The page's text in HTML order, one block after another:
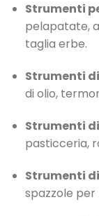
Strumenti
pelapatate,
taglia erbe.
Strumenti
di olio,
Strumenti
pasticceria,
Strumenti
spazzole